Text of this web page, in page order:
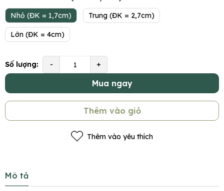
Nhỏ (ĐK = 1,7cm) Trung (ĐK = 2,7cm)
Lớn (ĐK = 4cm)
Số lượng: - +
Mua ngay
Thêm vào giỏ
Thêm vào yêu thích
Mô tả